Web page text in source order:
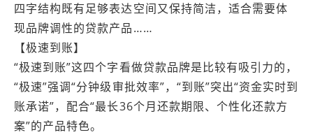
四字结构既有足够表达空间又保持简洁，适合需要体
现品牌调性的贷款产品……
【极速到账】
“极速到账”这四个字看做贷款品牌是比较有吸引力的，
“极速”强调“分钟级审批效率”，“到账”突出“资金实时到
账承诺”，配合“最长36个月还款期限、个性化还款方
案”的产品特色。